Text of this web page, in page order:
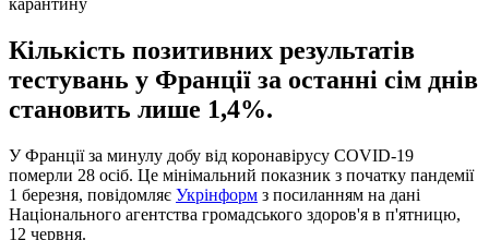
Кількість позитивних результатів
тестувань у Франції за останні сім днів
становить лише 1,4%.
У Франції за минулу добу від коронавірусу COVID-19
померли 28 осіб. Це мінімальний показник з початку пандемії
1 березня, повідомляє Укрінформ з посиланням на дані
Національного агентства громадського здоров'я в п'ятницю,
12 червня.